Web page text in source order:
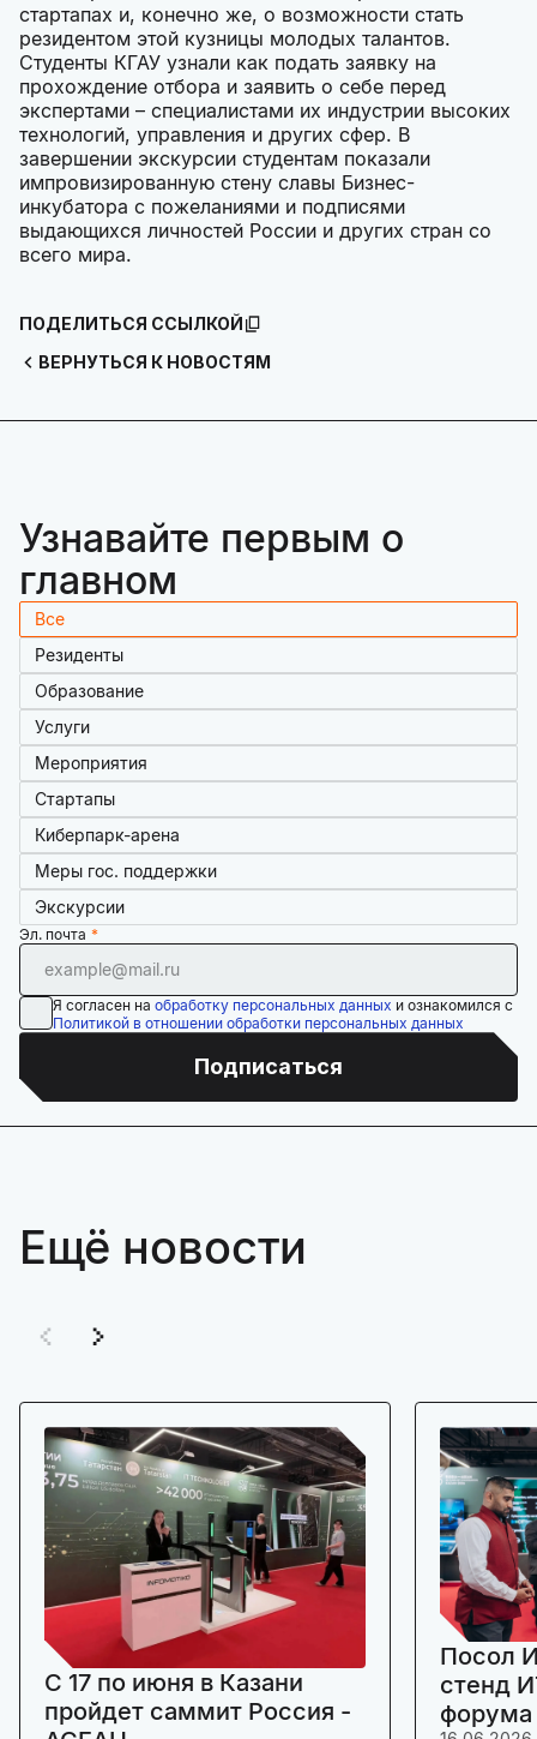
стартапах и, конечно же, о возможности стать
резидентом этой кузницы молодых талантов.
Студенты КГАУ узнали как подать заявку на
прохождение отбора и заявить о себе перед
экспертами – специалистами их индустрии высоких
технологий, управления и других сфер. В
завершении экскурсии студентам показали
импровизированную стену славы Бизнес-
инкубатора с пожеланиями и подписями
выдающихся личностей России и других стран со
всего мира.
ВЕРНУТЬСЯ К НОВОСТЯМ
ПОДЕЛИТЬСЯ ССЫЛКОЙ
Узнавайте первым о
главном
Все
Резиденты
Образование
Услуги
Мероприятия
Стартапы
Киберпарк-арена
Меры гос. поддержки
Экскурсии
Эл. почта
Я согласен на обработку персональных данных и ознакомился с
Политикой в отношении обработки персональных данных
Подписаться
Ещё новости
C 17 по июня в Казани
пройдет саммит Россия -
Посол
стенд